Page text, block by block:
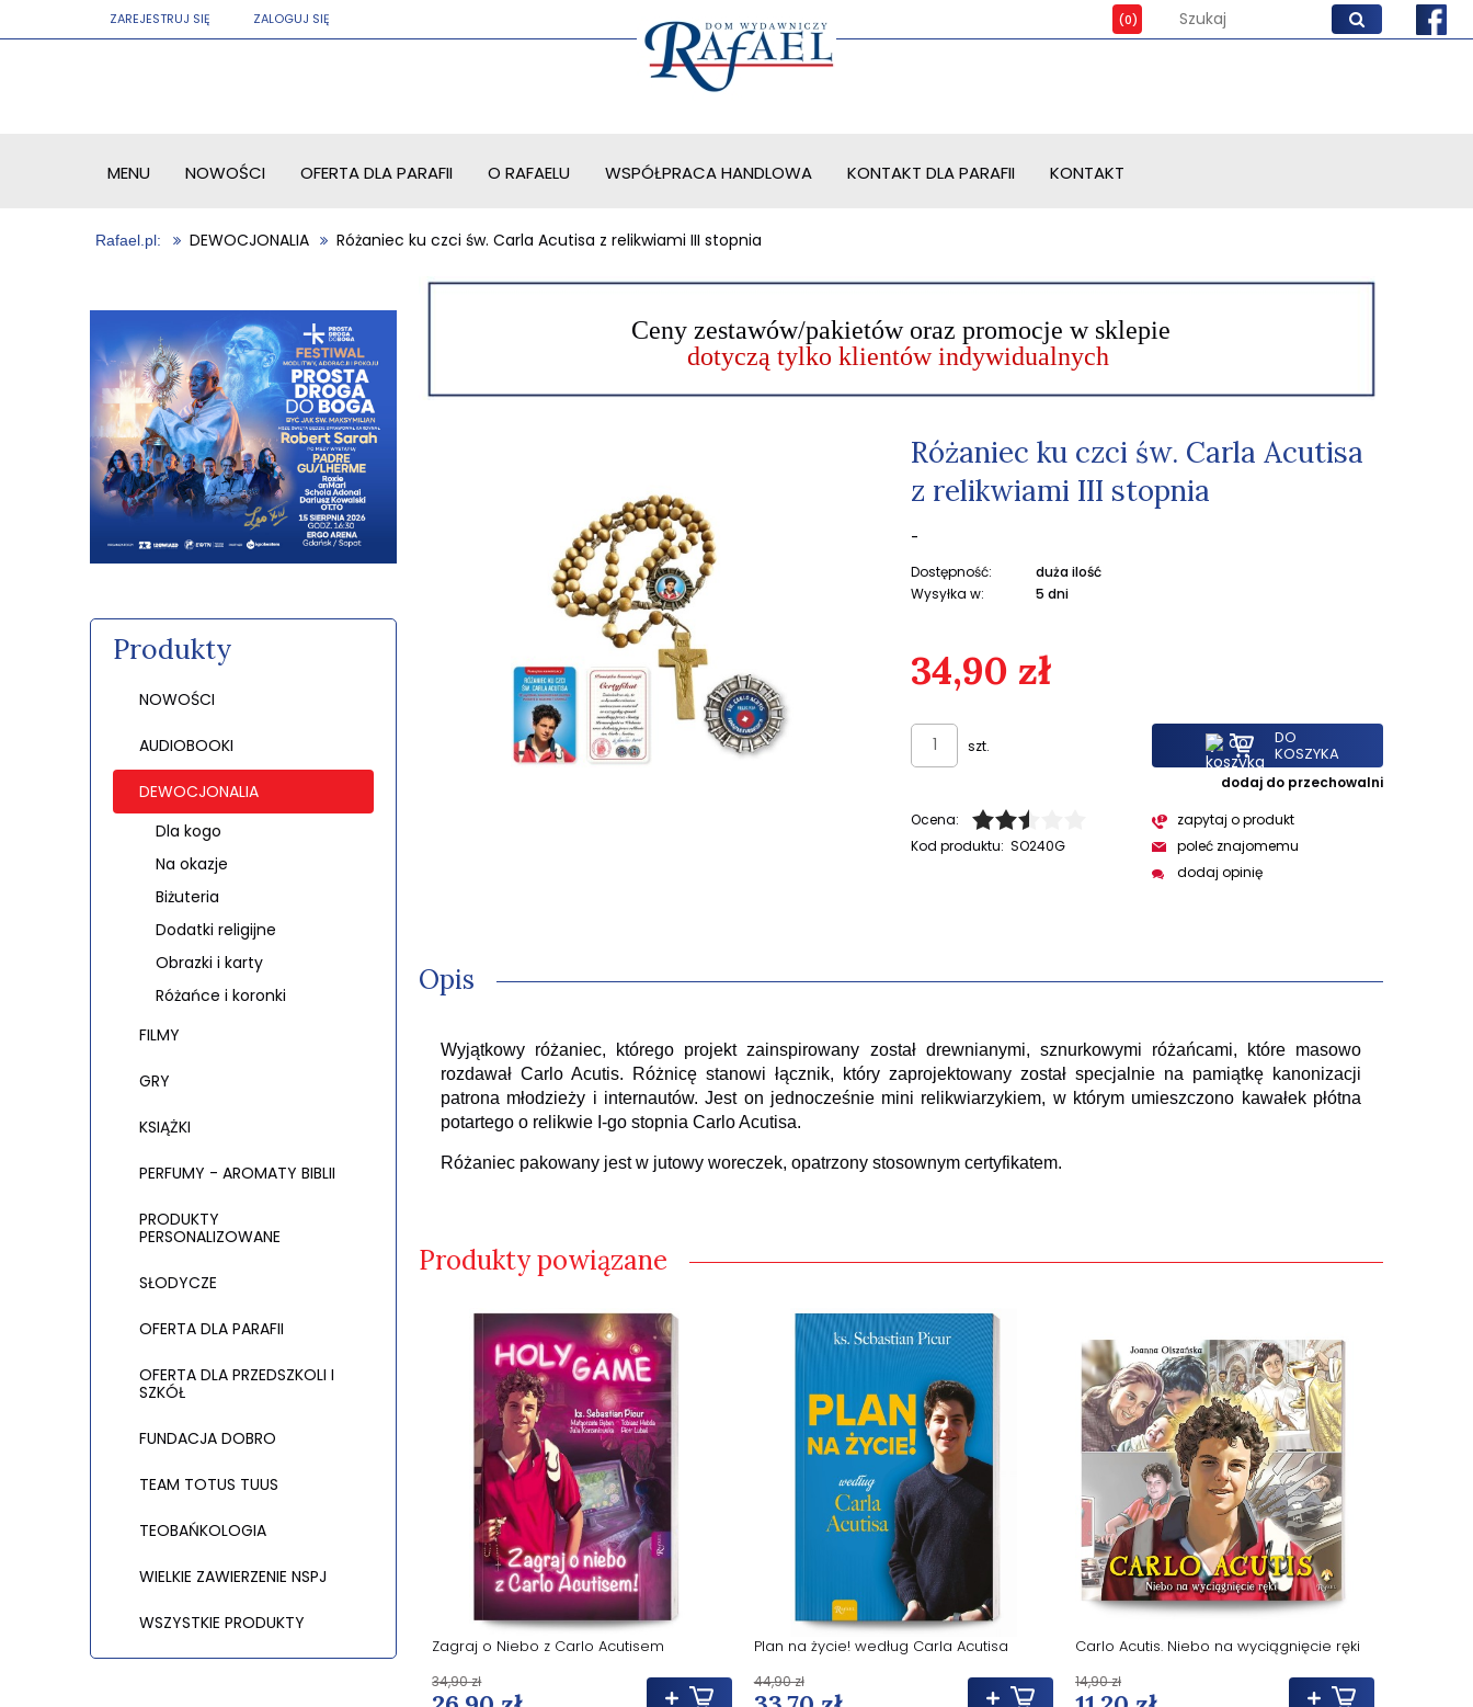
ZAREJESTRUJ SIĘ ZALOGUJ SIĘ
MENU NOWOŚCI OFERTA DLA PARAFII O RAFAELU WSPÓŁPRACA HANDLOWA KONTAKT DLA PARAFII KONTAKT
DEWOCJONALIA Różaniec ku czci św. Carla Acutisa z relikwiami III stopnia
Produkty
NOWOŚCI
AUDIOBOOKI
DEWOCJONALIA
Dla kogo
Na okazje
Biżuteria
Dodatki religijne
Obrazki i karty
Różańce i koronki
FILMY
GRY
KSIĄŻKI
PERFUMY - AROMATY BIBLII
PRODUKTY
PERSONALIZOWANE
SŁODYCZE
OFERTA DLA PARAFII
OFERTA DLA PRZEDSZKOLI I
SZKÓŁ
FUNDACJA DOBRO
TEAM TOTUS TUUS
TEOBAŃKOLOGIA
WIELKIE ZAWIERZENIE NSPJ
WSZYSTKIE PRODUKTY
Ceny zestawów/pakietów oraz promocje w sklepie
dotyczą tylko klientów indywidualnych
Różaniec ku czci św. Carla Acutisa
z relikwiami III stopnia
-
Dostępność:
duża ilość
Wysyłka w:
5 dni
34,90 zł
szt. DO
KOSZYKA
dodaj do przechowalni
Ocena:
Kod produktu: SO240G
zapytaj o produkt
poleć znajomemu
dodaj opinię
Opis
Wyjątkowy różaniec, którego projekt zainspirowany został drewnianymi, sznurkowymi różańcami, które masowo
rozdawał Carlo Acutis. Różnicę stanowi łącznik, który zaprojektowany został specjalnie na pamiątkę kanonizacji
patrona młodzieży i internautów. Jest on jednocześnie mini relikwiarzykiem, w którym umieszczono kawałek płótna
potartego o relikwie I-go stopnia Carlo Acutisa.
Różaniec pakowany jest w jutowy woreczek, opatrzony stosownym certyfikatem.
Produkty powiązane
Zagraj o Niebo z Carlo Acutisem
34,90 zł
Plan na życie! według Carla Acutisa
44,90 zł
Carlo Acutis. Niebo na wyciągnięcie ręki
14,90 zł